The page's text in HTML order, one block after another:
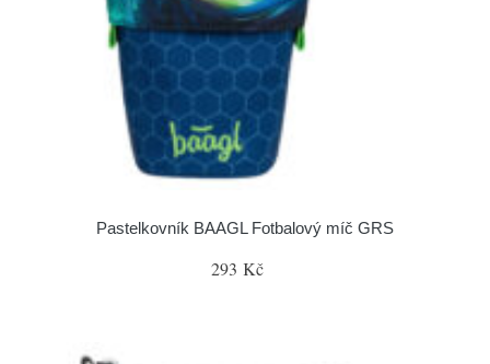
Pastelkovník BAAGL Fotbalový míč GRS
293 Kč